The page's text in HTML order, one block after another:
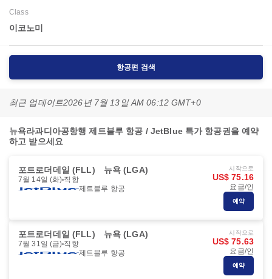
Class
이코노미
항공편 검색
최근 업데이트2026년 7월 13일 AM 06:12 GMT+0
뉴욕라과디아공항행 제트블루 항공 / JetBlue 특가 항공권을 예약
하고 받으세요
포트로더데일 (FLL) 뉴욕 (LGA)
7월 14일 (화) 직항
제트블루 항공
시작으로
US$ 75.16
요금/인
예약
포트로더데일 (FLL) 뉴욕 (LGA)
7월 31일 (금) 직항
제트블루 항공
시작으로
US$ 75.63
요금/인
예약